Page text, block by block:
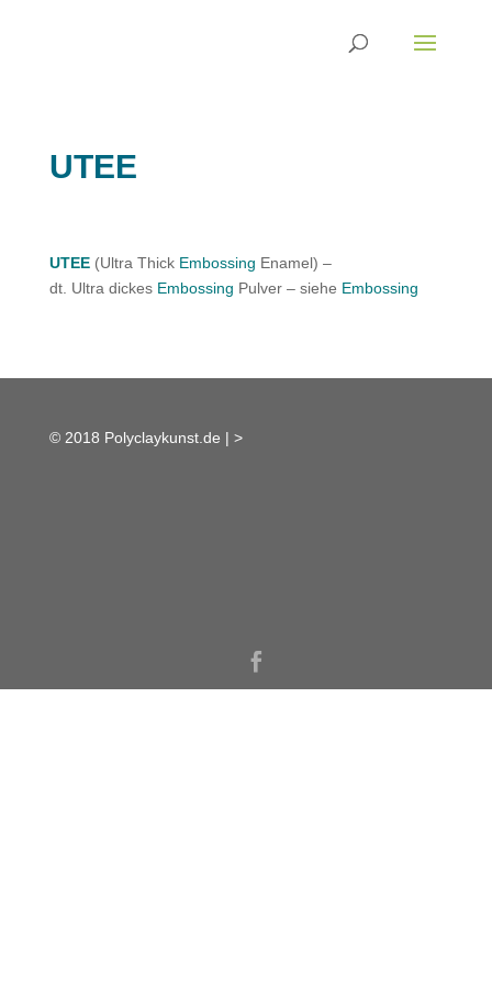
UTEE
UTEE (Ultra Thick Embossing Enamel) –
dt. Ultra dickes Embossing Pulver – siehe Embossing
© 2018 Polyclaykunst.de | >